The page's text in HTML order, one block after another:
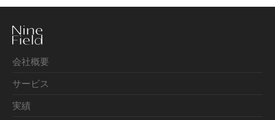
会社概要
サービス
実績